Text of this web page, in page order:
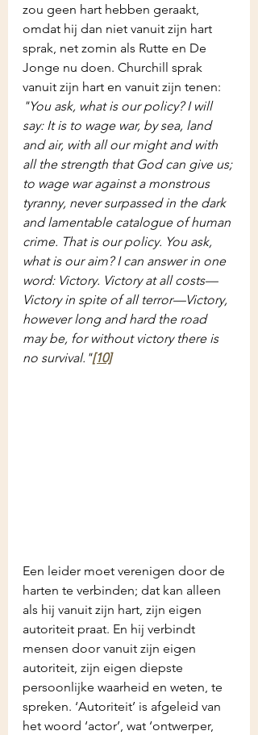
zou geen hart hebben geraakt,
omdat hij dan niet vanuit zijn hart
sprak, net zomin als Rutte en De
Jonge nu doen. Churchill sprak
vanuit zijn hart en vanuit zijn tenen:
"You ask, what is our policy? I will
say: It is to wage war, by sea, land
and air, with all our might and with
all the strength that God can give us;
to wage war against a monstrous
tyranny, never surpassed in the dark
and lamentable catalogue of human
crime. That is our policy. You ask,
what is our aim? I can answer in one
word: Victory. Victory at all costs—
Victory in spite of all terror—Victory,
however long and hard the road
may be, for without victory there is
no survival."[10]
Een leider moet verenigen door de
harten te verbinden; dat kan alleen
als hij vanuit zijn hart, zijn eigen
autoriteit praat. En hij verbindt
mensen door vanuit zijn eigen
autoriteit, zijn eigen diepste
persoonlijke waarheid en weten, te
spreken. ‘Autoriteit’ is afgeleid van
het woord ‘actor’, wat ‘ontwerper,